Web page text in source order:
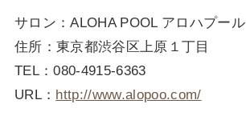
サロン：ALOHA POOL アロハプール
住所：東京都渋谷区上原１丁目
TEL：080-4915-6363
URL： http://www.alopoo.com/